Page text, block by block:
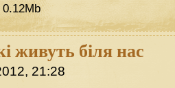
живуть біля нас
21:28